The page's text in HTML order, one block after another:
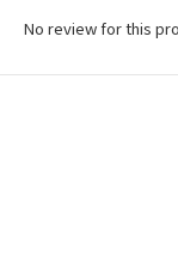
No review for this